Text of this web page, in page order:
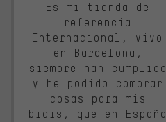
Es mi tienda de
referencia
Internacional, vivo
en Barcelona,
siempre han cumplido
y he podido comprar
cosas para mis
bicis, que en España